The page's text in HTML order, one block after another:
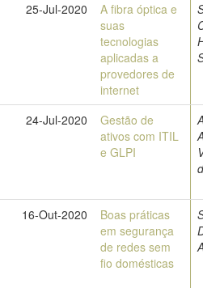
25-Jul-2020
A fibra óptica e
suas
tecnologias
aplicadas a
provedores de
internet
24-Jul-2020
Gestão de
ativos com ITIL
e GLPI
16-Out-2020
Boas práticas
em segurança
de redes sem
fio domésticas